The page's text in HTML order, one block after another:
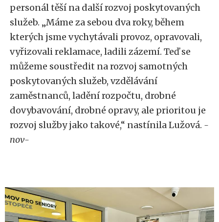
personál těší na další rozvoj poskytovaných
služeb. „Máme za sebou dva roky, během
kterých jsme vychytávali provoz, opravovali,
vyřizovali reklamace, ladili zázemí. Teď se
můžeme soustředit na rozvoj samotných
poskytovaných služeb, vzdělávání
zaměstnanců, ladění rozpočtu, drobné
dovybavování, drobné opravy, ale prioritou je
rozvoj služby jako takové,“ nastínila Lužová. -
nov-